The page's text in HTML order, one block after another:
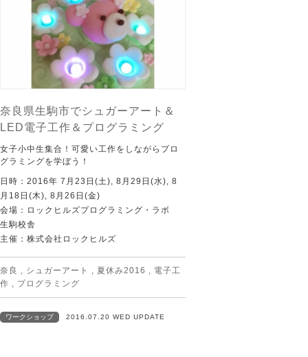
奈良県生駒市でシュガーアート＆
LED電子工作＆プログラミング
女子小中生集合！可愛い工作をしながらプロ
グラミングを学ぼう！
日時：2016年 7月23日(土), 8月29日(水), 8
月18日(木), 8月26日(金)
会場：ロックヒルズプログラミング・ラボ
生駒校舎
主催：株式会社ロックヒルズ
奈良 , シュガーアート , 夏休み2016 , 電子工
作 , プログラミング
ワークショップ 2016.07.20 WED UPDATE